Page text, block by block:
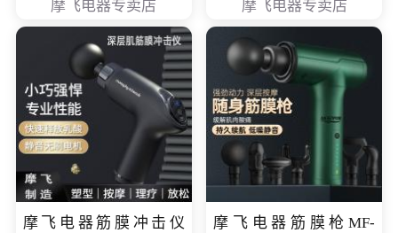
摩飞电器专卖店 摩飞电器专卖店
摩飞电器筋膜冲击仪
摩飞电器筋膜枪MF-